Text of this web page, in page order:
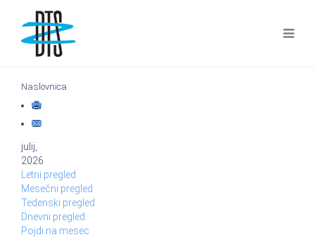
Naslovnica
julij,
2026
Letni pregled
Mesečni pregled
Tedenski pregled
Dnevni pregled
Pojdi na mesec